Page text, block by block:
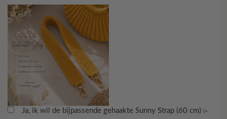
Ja, ik wil de bijpassende gehaakte Sunny Strap (60 cm) (+